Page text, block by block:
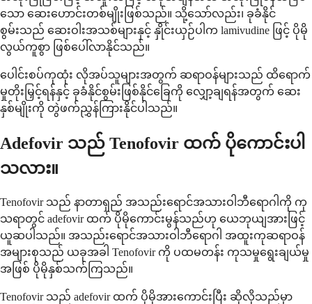
သော ဆေးဟောင်းတစ်မျိုးဖြစ်သည်။ သို့သော်လည်း၊ ခုခံနိုင်
စွမ်းသည် ဆေးဝါးအသစ်များနှင့် နှိုင်းယှဉ်ပါက lamivudine ဖြင့် ပိုမို
လွယ်ကူစွာ ဖြစ်ပေါ်လာနိုင်သည်။
ပေါင်းစပ်ကုထုံး လိုအပ်သူများအတွက် ဆရာဝန်များသည် ထိရောက်
မှုတိုးမြှင့်ရန်နှင့် ခုခံနိုင်စွမ်းဖြစ်နိုင်ခြေကို လျှော့ချရန်အတွက် ဆေး
နှစ်မျိုးကို တွဲဖက်ညွှန်ကြားနိုင်ပါသည်။
Adefovir သည် Tenofovir ထက် ပိုကောင်းပါ
သလား။
Tenofovir သည် နာတာရှည် အသည်းရောင်အသားဝါဘီရောဂါကို ကု
သရာတွင် adefovir ထက် ပိုမိုကောင်းမွန်သည်ဟု ယေဘုယျအားဖြင့်
ယူဆပါသည်။ အသည်းရောင်အသားဝါဘီရောဂါ အထူးကုဆရာဝန်
အများစုသည် ယခုအခါ Tenofovir ကို ပထမတန်း ကုသမှုရွေးချယ်မှု
အဖြစ် ပိုမိုနှစ်သက်ကြသည်။
Tenofovir သည် adefovir ထက် ပိုမိုအားကောင်းပြီး ဆိုလိုသည်မှာ